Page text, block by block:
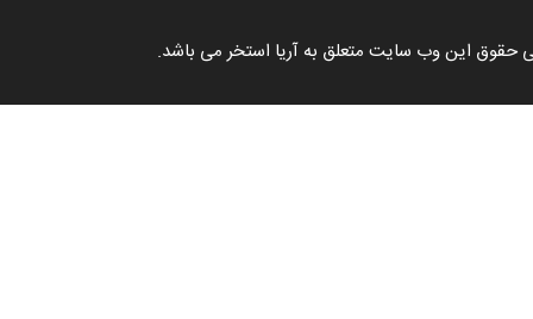
حقوق این وب سایت متعلق به آریا استخر می باشد.